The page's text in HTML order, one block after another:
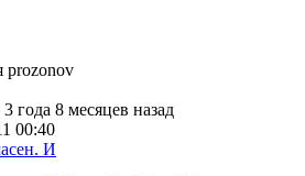
3 года 8 месяцев назад
00:40
И